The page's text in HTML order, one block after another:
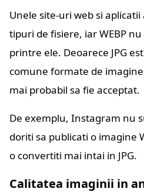
Unele site-uri web si
tipuri de fisiere, iar WEBP
printre ele. Deoarece JPG
comune formate de
mai probabil sa fie acceptat.
De exemplu, Instagram nu
doriti sa publicati o imagine
o convertiti mai intai in JPG.
Calitatea imaginii in